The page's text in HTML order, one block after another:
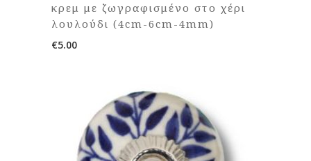
κρεμ με ζωγραφισμένο στο χέρι
λουλούδι (4cm-6cm-4mm)
€5.00